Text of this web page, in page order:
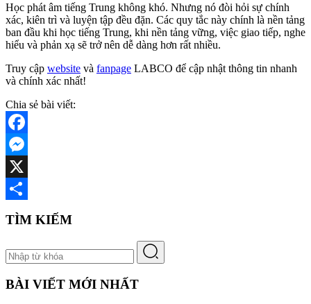
Học phát âm tiếng Trung không khó. Nhưng nó đòi hỏi sự chính
xác, kiên trì và luyện tập đều đặn. Các quy tắc này chính là nền tảng
ban đầu khi học tiếng Trung, khi nền tảng vững, việc giao tiếp, nghe
hiểu và phản xạ sẽ trở nên dễ dàng hơn rất nhiều.
Truy cập website và fanpage LABCO để cập nhật thông tin nhanh
và chính xác nhất!
Chia sẻ bài viết:
Facebook
Messenger
X
Share
TÌM KIẾM
BÀI VIẾT MỚI NHẤT